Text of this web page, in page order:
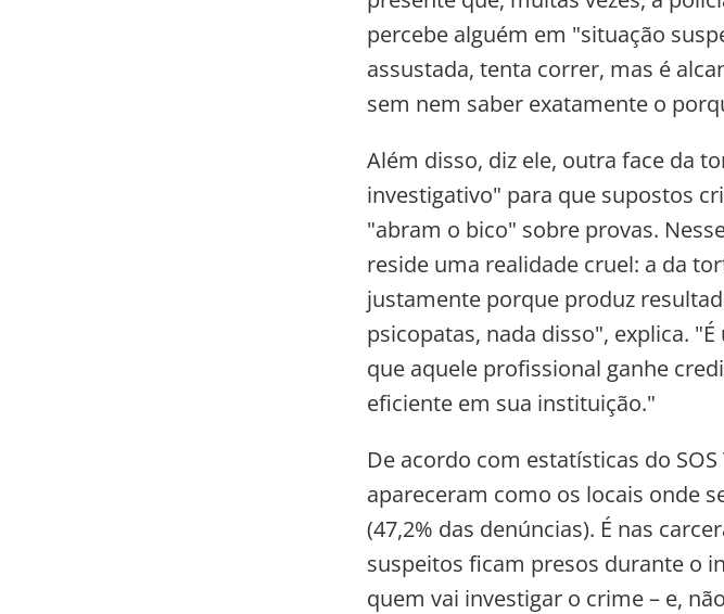
percebe alguém em "situação
assustada, tenta correr, mas é
sem nem saber exatamente o
Além disso, diz ele, outra face da
investigativo" para que supostos
"abram o bico" sobre provas.
reside uma realidade cruel: a da
justamente porque produz
psicopatas, nada disso", explica.
que aquele profissional ganhe
eficiente em sua instituição."
De acordo com estatísticas do
apareceram como os locais onde
(47,2% das denúncias). É nas
suspeitos ficam presos durante o
quem vai investigar o crime – e,